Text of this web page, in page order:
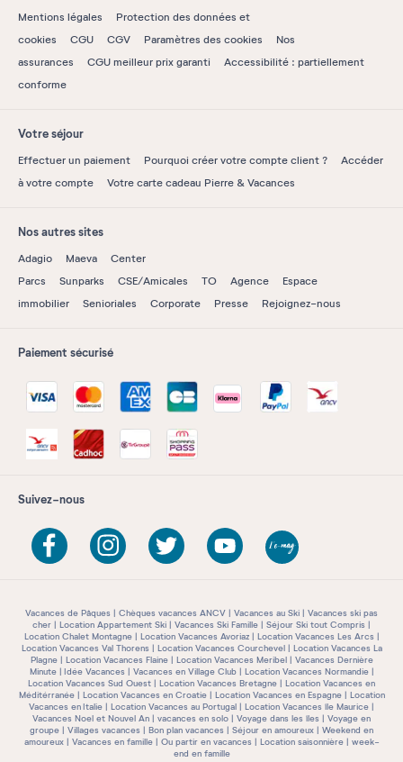
Mentions légales
Protection des données et
cookies
CGU CGV Paramètres des cookies
Nos
assurances
CGU meilleur prix garanti
Accessibilité : partiellement
conforme
Votre séjour
Effectuer un paiement Pourquoi créer votre compte client ?
Accéder
à votre compte
Votre carte cadeau Pierre & Vacances
Nos autres sites
Adagio Maeva
Center
Parcs
Sunparks CSE/Amicales TO Agence
Espace
immobilier
Senioriales Corporate Presse Rejoignez-nous
Paiement sécurisé
Suivez-nous
Vacances de Pâques Chèques vacances ANCV Vacances au Ski
Vacances ski pas
cher
Location Appartement Ski Vacances Ski Famille
Séjour Ski tout Compris
Location Chalet Montagne
Location Vacances Avoriaz
Location Vacances Les Arcs
Location Vacances Val Thorens
Location Vacances Courchevel
Location Vacances La
Plagne
Location Vacances Flaine Location Vacances Meribel
Vacances Dernière
Minute
Idée Vacances Vacances en Village Club
Location Vacances Normandie
Location Vacances Sud Ouest
Location Vacances Bretagne
Location Vacances en
Méditérranée
Location Vacances en Croatie Location Vacances en Espagne
Location
Vacances en Italie
Location Vacances au Portugal
Location Vacances île Maurice
Vacances Noel et Nouvel An
vacances en solo Voyage dans les îles
Voyage en
groupe
Villages vacances Bon plan vacances Séjour en amoureux
Weekend en
amoureux
Vacances en famille Ou partir en vacances Location saisonnière
week-
end en famille